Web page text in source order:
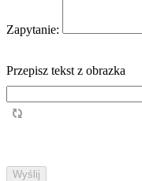
Zapytanie:
Przepisz tekst z obrazka